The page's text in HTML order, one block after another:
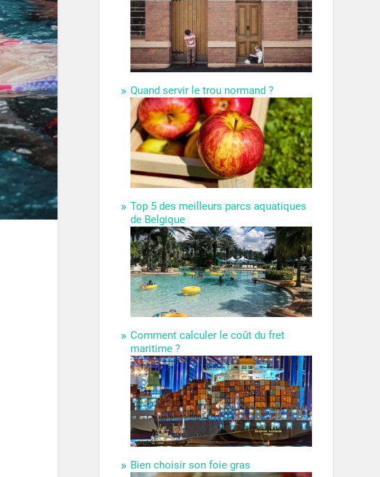
Quand servir le trou normand ?
Top 5 des meilleurs parcs aquatiques
de Belgique
Comment calculer le coût du fret
maritime ?
Bien choisir son foie gras